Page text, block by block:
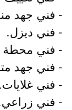
- فني جهد
- فني ديزل.
- فني محطة
- فني جهد
- فني غلايات.
- فني